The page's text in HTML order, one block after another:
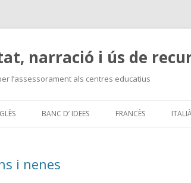
narració i ús de
l’assessorament als centres educatius
to
TREBALL 2009-2010
BANC D’ IDEES FRANCÈS
i nenes